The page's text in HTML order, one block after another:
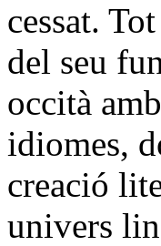
cessat.
del seu
occità
idiomes,
creació
univers